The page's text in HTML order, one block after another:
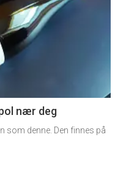
nær deg
som denne. Den finnes på